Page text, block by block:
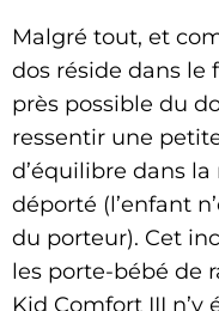
Malgré tout, et
dos réside dans le
près possible du
ressentir une
d’équilibre dans
déporté (l’enfant
du porteur). Cet
les porte-bébé de
Kid Comfort III n’y